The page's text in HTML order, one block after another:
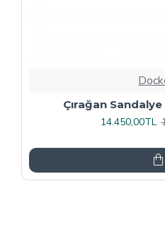
Rozhet Sandalye